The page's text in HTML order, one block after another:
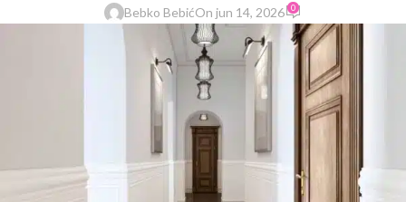
Bebko BebićOn jun 14, 2026 0